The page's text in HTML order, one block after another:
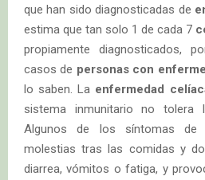
que han sido diagnosticadas de
estima que tan solo 1 de cada 7
propiamente diagnosticados,
casos de personas con
lo saben. La enfermedad
sistema inmunitario no tolera
Algunos de los síntomas de
molestias tras las comidas y
diarrea, vómitos o fatiga, y